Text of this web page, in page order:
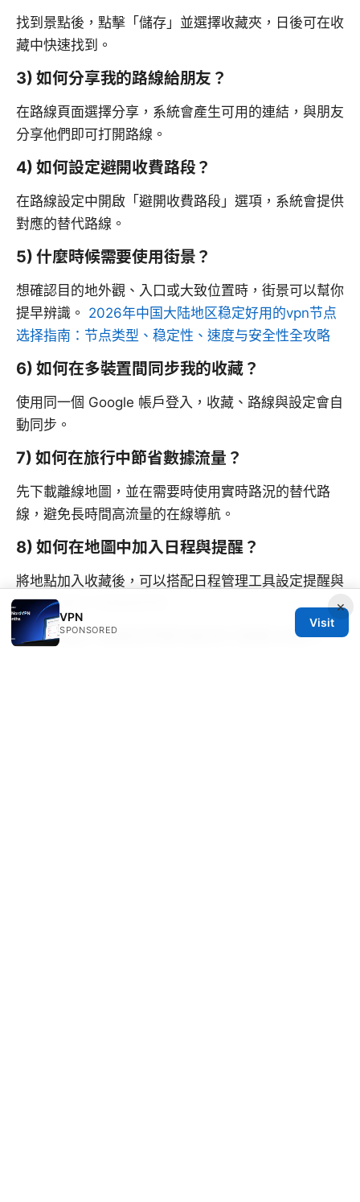
找到景點後，點擊「儲存」並選擇收藏夾，日後可在收
藏中快速找到。
3) 如何分享我的路線給朋友？
在路線頁面選擇分享，系統會產生可用的連結，與朋友
分享他們即可打開路線。
4) 如何設定避開收費路段？
在路線設定中開啟「避開收費路段」選項，系統會提供
對應的替代路線。
5) 什麼時候需要使用街景？
想確認目的地外觀、入口或大致位置時，街景可以幫你
提早辨識。 2026年中国大陆地区稳定好用的vpn节点
选择指南：节点类型、稳定性、速度与安全性全攻略
6) 如何在多裝置間同步我的收藏？
使用同一個 Google 帳戶登入，收藏、路線與設定會自
動同步。
7) 如何在旅行中節省數據流量？
先下載離線地圖，並在需要時使用實時路況的替代路
線，避免長時間高流量的在線導航。
8) 如何在地圖中加入日程與提醒？
將地點加入收藏後，可以搭配日程管理工具設定提醒與
路線，讓你不會錯過時間。
9) Google 地圖的評價功能有什麼要注意的？
×
VPN
SPONSORED
Visit